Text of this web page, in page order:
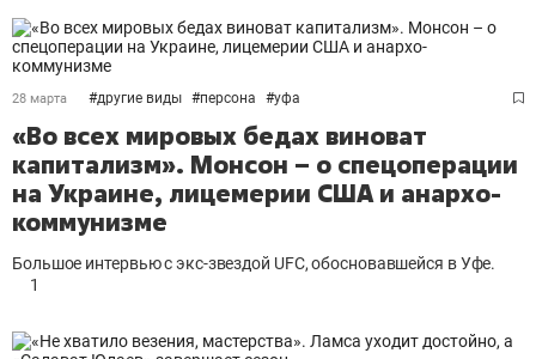
28 марта #другие виды #персона #уфа
«Во всех мировых бедах виноват
капитализм». Монсон – о спецоперации
на Украине, лицемерии США и анархо-
коммунизме
Большое интервью с экс-звездой UFC, обосновавшейся в Уфе.
1